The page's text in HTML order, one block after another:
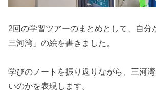
2回の学習ツアーのまとめとして、自分
三河湾」の絵を書きました。
学びのノートを振り返りながら、三河
いのかを表現します。